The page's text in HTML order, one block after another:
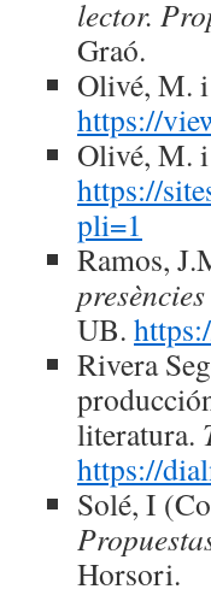
lector.
Graó.
Olivé, M.
https://
Olivé, M.
https://
pli=1
Ramos,
UB.
Rivera
literatura.
https://
Solé, I
Horsori.